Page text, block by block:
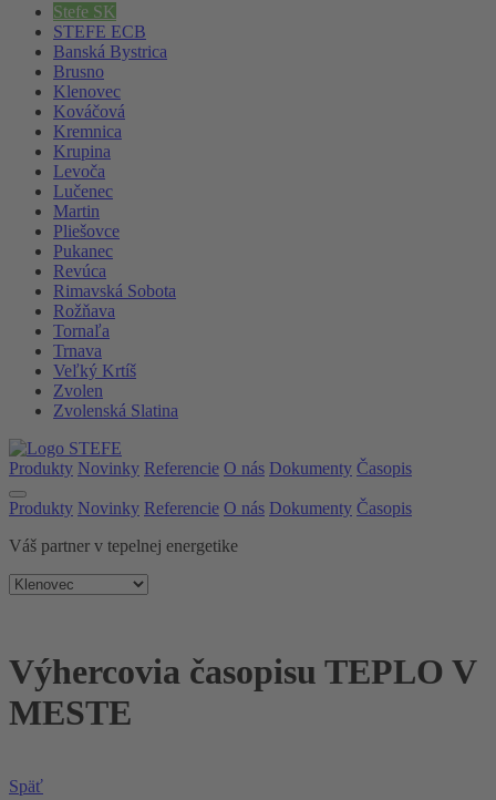
Stefe SK
STEFE ECB
Banská Bystrica
Brusno
Klenovec
Kováčová
Kremnica
Krupina
Levoča
Lučenec
Martin
Pliešovce
Pukanec
Revúca
Rimavská Sobota
Rožňava
Tornaľa
Trnava
Veľký Krtíš
Zvolen
Zvolenská Slatina
Produkty Novinky Referencie O nás Dokumenty Časopis
Produkty Novinky Referencie O nás Dokumenty Časopis
Váš partner v tepelnej energetike
Výhercovia časopisu TEPLO V
MESTE
Späť